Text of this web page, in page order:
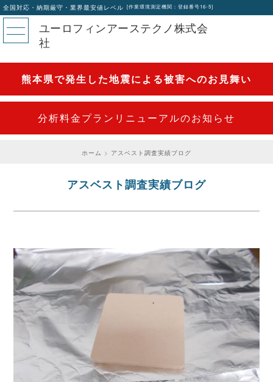
全国対応・納期厳守・業界最安値レベル [作業環境測定機関：登録番号16-5]
ユーロフィンアーステクノ株式会
社
熊本県で発生した地震による被害へのお見舞い
分析料金プランリニューアルのお知らせ
ホーム アスベスト調査実績ブログ
アスベスト調査実績ブログ